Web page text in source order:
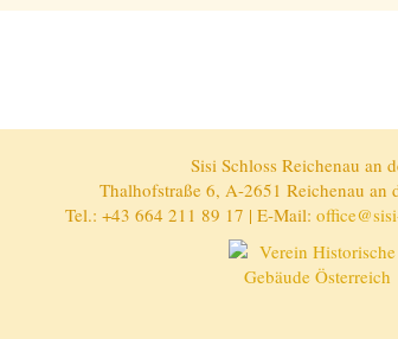
Sisi Schloss Reichenau an
Thalhofstraße 6, A-2651 Reichenau an
Tel.: +43 664 211 89 17 | E-Mail: